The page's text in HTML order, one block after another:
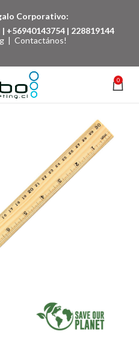
Corporativo:
| +56940143754 | 228819144
| Contactános!
0